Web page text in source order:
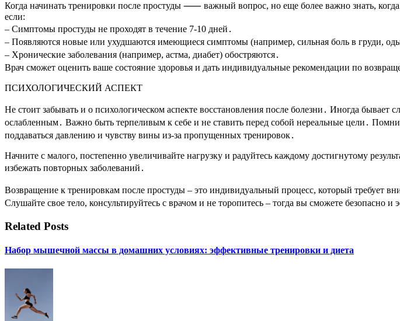
Когда начинать тренировки после простуды ⸺ важный вопрос, но еще более важно знать,
если:
– Симптомы простуды не проходят в течение 7-10 дней․
– Появляются новые или ухудшаются имеющиеся симптомы (например, сильная боль в груди,
– Хронические заболевания (например, астма, диабет) обостряются․
Врач сможет оценить ваше состояние здоровья и дать индивидуальные рекомендации по
ПСИХОЛОГИЧЕСКИЙ АСПЕКТ
Не стоит забывать и о психологическом аспекте восстановления после болезни․ Иногда бывает
ослабленным․ Важно быть терпеливым к себе и не ставить перед собой нереальные цели․
поддаваться давлению и чувству вины из-за пропущенных тренировок․
Начните с малого, постепенно увеличивайте нагрузку и радуйтесь каждому достигнутому
избежать повторных заболеваний․
Возвращение к тренировкам после простуды – это индивидуальный процесс, который требует
Слушайте свое тело, консультируйтесь с врачом и не торопитесь – тогда вы сможете безопасно
Related Posts
Набор мышечной массы в домашних условиях: эффективные тренировки и диета